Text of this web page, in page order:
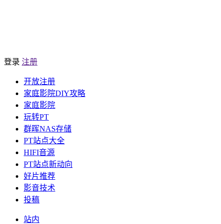
登录 注册
开放注册
家庭影院DIY攻略
家庭影院
玩转PT
群晖NAS存储
PT站点大全
HIFI音源
PT站点新动向
好片推荐
影音技术
投稿
站内